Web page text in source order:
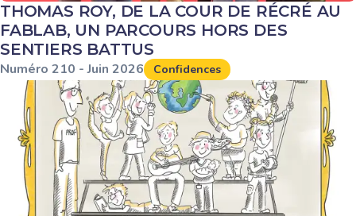
THOMAS ROY, DE LA COUR DE RÉCRÉ AU
FABLAB, UN PARCOURS HORS DES
SENTIERS BATTUS
Numéro 210 - Juin 2026 Confidences